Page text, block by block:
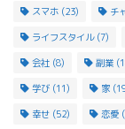
スマホ (23) チ
ライフスタイル(7)
会社 (8) 副業
学び (11) 家
幸せ (52) 恋愛